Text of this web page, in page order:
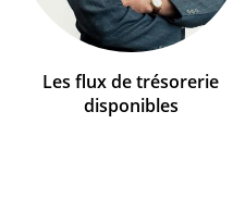
Les flux de trésorerie
disponibles